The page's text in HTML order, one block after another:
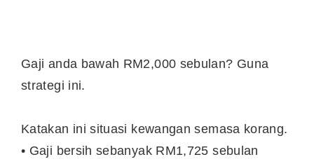
Gaji anda bawah RM2,000 sebulan? Guna
strategi ini.
Katakan ini situasi kewangan semasa korang.
• Gaji bersih sebanyak RM1,725 sebulan